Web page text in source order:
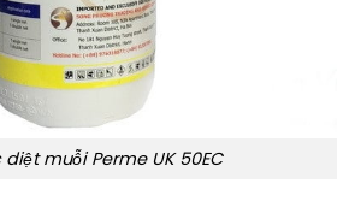
diệt muỗi Perme UK 50EC